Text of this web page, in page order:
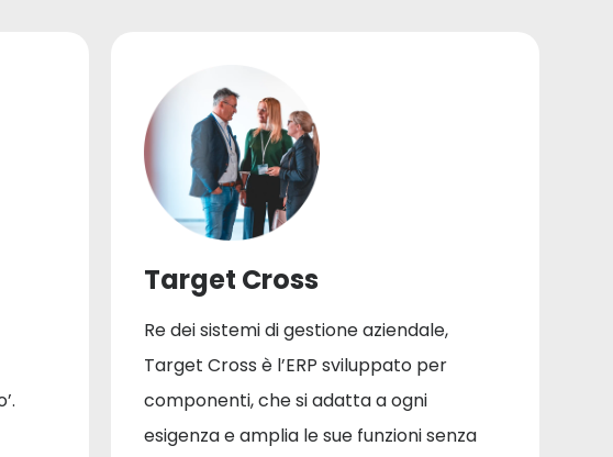
Target Cross
Re dei sistemi di gestione aziendale,
Target Cross è l’ERP sviluppato per
componenti, che si adatta a ogni
esigenza e amplia le sue funzioni senza